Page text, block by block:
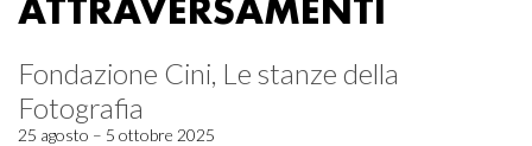
ATTRAVERSAMENTI
Fondazione Cini, Le stanze della
Fotografia
25 agosto – 5 ottobre 2025